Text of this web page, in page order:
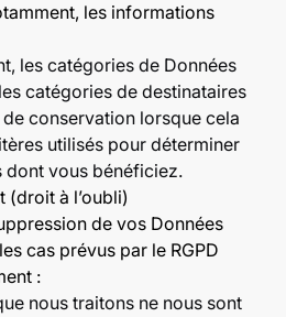
les informations
les catégories de Données
catégories de destinataires
conservation lorsque cela
utilisés pour déterminer
dont vous bénéficiez.
(droit à l’oubli)
de vos Données
cas prévus par le RGPD
:
nous traitons ne nous sont